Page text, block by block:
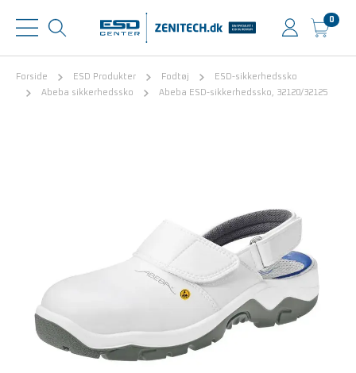
0
Forside ESD Produkter Fodtøj
ESD-sikkerhedssko
Abeba sikkerhedssko
Abeba ESD-sikkerhedssko, 32120/32125